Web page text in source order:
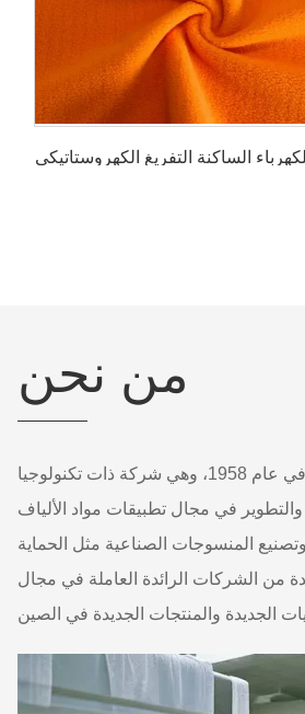
من نحن
تأسست شركة جيانغسو المنسوجات بحث معهد شركة. في عام 1958، وهي شركة ذات تكنولوجيا
في مجال تطبيقات مواد الألياف
المنسوجات الصناعية مثل الحماية
من الشركات الرائدة العاملة في مجال